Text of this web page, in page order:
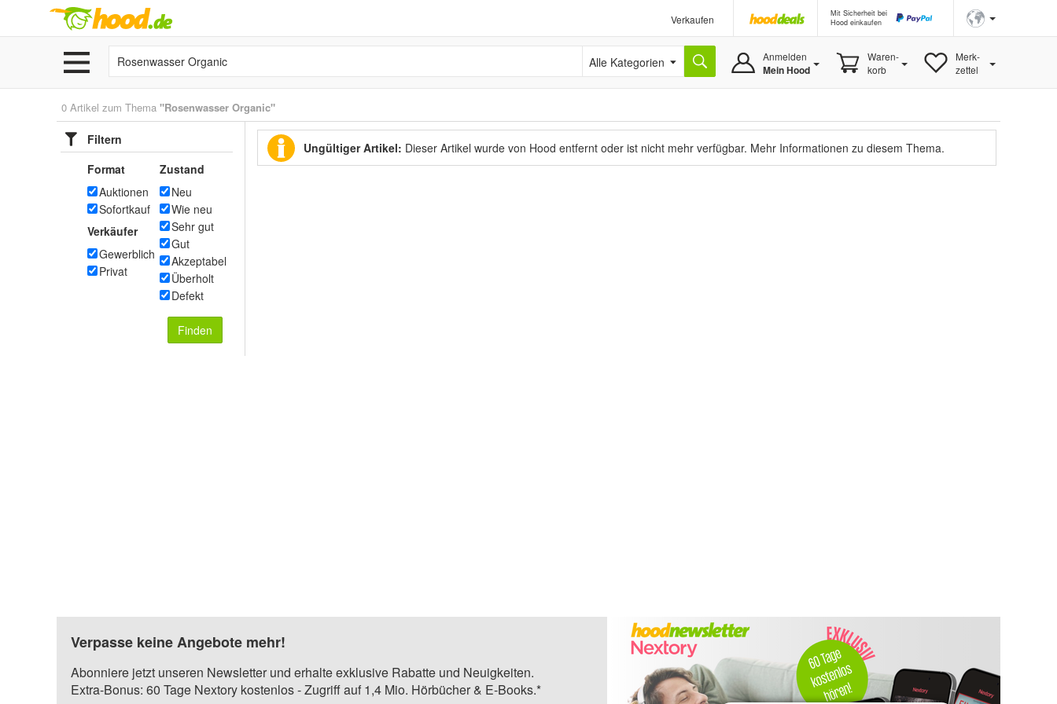
Verkaufen
Mit Sicherheit bei
Hood einkaufen
Alle Kategorien Anmelden
Mein Hood
Waren-
korb
Merk-
zettel
0 Artikel zum Thema "Rosenwasser Organic"
Filtern
Format
Auktionen
Sofortkauf
Verkäufer
Gewerblich
Privat
Zustand
Neu
Wie neu
Sehr gut
Gut
Akzeptabel
Überholt
Defekt
Finden
Ungültiger Artikel: Dieser Artikel wurde von Hood entfernt oder ist nicht mehr verfügbar. Mehr Informationen zu diesem Thema.
Verpasse keine Angebote mehr!
Abonniere jetzt unseren Newsletter und erhalte exklusive Rabatte und Neuigkeiten.
Extra-Bonus: 60 Tage Nextory kostenlos - Zugriff auf 1,4 Mio. Hörbücher & E-Books.*